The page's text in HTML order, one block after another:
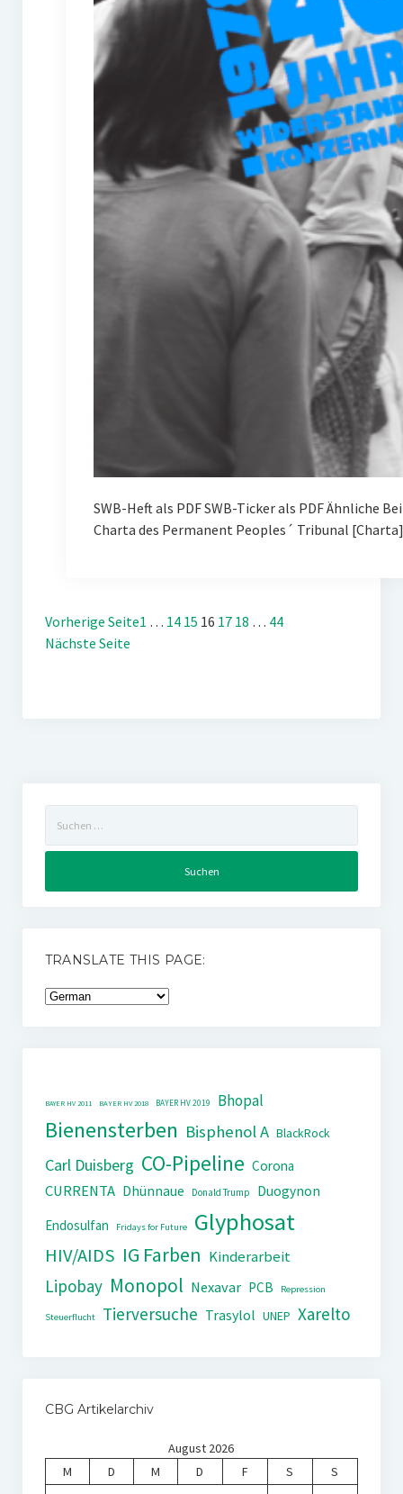
SWB-Heft als PDF SWB-Ticker als PDF Ähnliche
Charta des Permanent Peoples´ Tribunal
Vorherige Seite1 … 14 15 16 17 18 … 44
Nächste Seite
nach:
TRANSLATE THIS PAGE:
BAYER HV 2011 BAYER HV 2018 BAYER HV 2019 Bhopal
Bienensterben Bisphenol A BlackRock
Carl Duisberg CO-Pipeline Corona
CURRENTA Dhünnaue Donald Trump
Duogynon
Endosulfan
Fridays for Future Glyphosat
HIV/AIDS IG Farben Kinderarbeit
Lipobay Monopol Nexavar PCB Repression
Steuerflucht Tierversuche Trasylol UNEP Xarelto
CBG Artikelarchiv
August 2026
M
D M D F S
S